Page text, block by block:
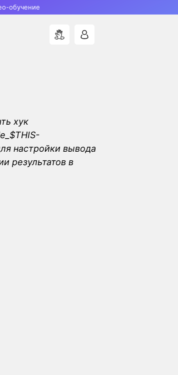
обучение
хук
настройки вывода
результатов в